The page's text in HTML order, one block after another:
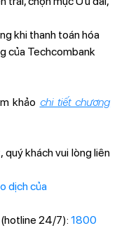
khi thanh toán hóa
của Techcombank
khảo chi tiết chương
khách vui lòng liên
dịch của
(hotline 24/7): 1800